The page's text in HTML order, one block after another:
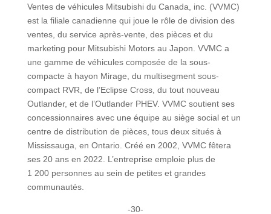
Ventes de véhicules Mitsubishi du Canada, inc. (VVMC)
est la filiale canadienne qui joue le rôle de division des
ventes, du service après-vente, des pièces et du
marketing pour Mitsubishi Motors au Japon. VVMC a
une gamme de véhicules composée de la sous-
compacte à hayon Mirage, du multisegment sous-
compact RVR, de l’Eclipse Cross, du tout nouveau
Outlander, et de l’Outlander PHEV. VVMC soutient ses
concessionnaires avec une équipe au siège social et un
centre de distribution de pièces, tous deux situés à
Mississauga, en Ontario. Créé en 2002, VVMC fêtera
ses 20 ans en 2022. L’entreprise emploie plus de
1 200 personnes au sein de petites et grandes
communautés.
-30-